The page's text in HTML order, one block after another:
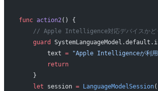
func action2() {
// Apple Intelligence対応デバイスかど
    guard
        text
= "Apple Intelligenceが利用
        return
    }
    let
session = LanguageModelSession